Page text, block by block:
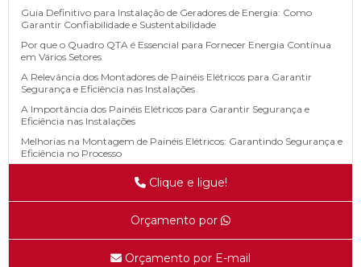
Guia Definitivo para Instalação de Geradores de Energia: Como
Garantir Confiabilidade e Sustentabilidade
Por que o Quadro QTA é Essencial para Fornecer Energia Contínua
em Vários Setores
A Relevância dos Montadores de Painéis Elétricos para Garantir
Segurança e Eficiência nas Instalações
A Importância dos Painéis Elétricos para Garantir Segurança e
Eficiência nas Instalações
Melhorias na Montagem de Painéis Elétricos: Garantindo Segurança e
Eficiência no Processo
Manutenção Regular de Geradores: A Chave para Energia Confiável
Manutenção de Grupos Geradores: Garantia de Operação Contínua
Como Selecionar a Empresa de Manutenção de Geradores para
Clique e ligue!
Orçamento por
Orçamento por E-mail